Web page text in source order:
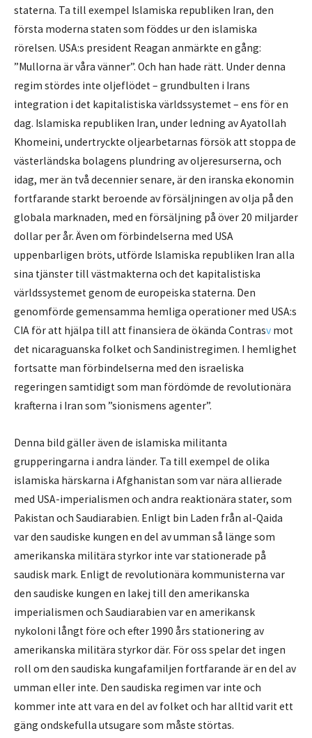
staterna. Ta till exempel Islamiska republiken Iran, den
första moderna staten som föddes ur den islamiska
rörelsen. USA:s president Reagan anmärkte en gång:
”Mullorna är våra vänner”. Och han hade rätt. Under denna
regim stördes inte oljeflödet – grundbulten i Irans
integration i det kapitalistiska världssystemet – ens för en
dag. Islamiska republiken Iran, under ledning av Ayatollah
Khomeini, undertryckte oljearbetarnas försök att stoppa de
västerländska bolagens plundring av oljeresurserna, och
idag, mer än två decennier senare, är den iranska ekonomin
fortfarande starkt beroende av försäljningen av olja på den
globala marknaden, med en försäljning på över 20 miljarder
dollar per år. Även om förbindelserna med USA
uppenbarligen bröts, utförde Islamiska republiken Iran alla
sina tjänster till västmakterna och det kapitalistiska
världssystemet genom de europeiska staterna. Den
genomförde gemensamma hemliga operationer med USA:s
CIA för att hjälpa till att finansiera de ökända Contrasv mot
det nicaraguanska folket och Sandinistregimen. I hemlighet
fortsatte man förbindelserna med den israeliska
regeringen samtidigt som man fördömde de revolutionära
krafterna i Iran som ”sionismens agenter”.
Denna bild gäller även de islamiska militanta
grupperingarna i andra länder. Ta till exempel de olika
islamiska härskarna i Afghanistan som var nära allierade
med USA-imperialismen och andra reaktionära stater, som
Pakistan och Saudiarabien. Enligt bin Laden från al-Qaida
var den saudiske kungen en del av umman så länge som
amerikanska militära styrkor inte var stationerade på
saudisk mark. Enligt de revolutionära kommunisterna var
den saudiske kungen en lakej till den amerikanska
imperialismen och Saudiarabien var en amerikansk
nykoloni långt före och efter 1990 års stationering av
amerikanska militära styrkor där. För oss spelar det ingen
roll om den saudiska kungafamiljen fortfarande är en del av
umman eller inte. Den saudiska regimen var inte och
kommer inte att vara en del av folket och har alltid varit ett
gäng ondskefulla utsugare som måste störtas.